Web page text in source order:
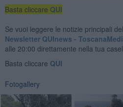
Basta cliccare QUI
Se vuoi leggere le notizie principali
Newsletter QUInews -
alle 20:00 direttamente nella tua
Basta cliccare QUI
Fotogallery